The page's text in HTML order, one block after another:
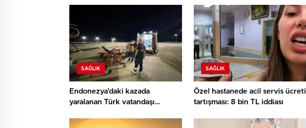
SAĞLIK
Endonezya’daki kazada
yaralanan Türk vatandaşı
SAĞLIK
Özel hastanede acil servis ücreti
tartışması: 8 bin TL iddiası